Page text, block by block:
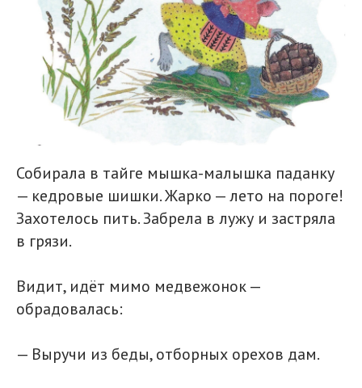
Собирала в тайге мышка-малышка паданку
— кедровые шишки. Жарко — лето на пороге!
Захотелось пить. Забрела в лужу и застряла
в грязи.
Видит, идёт мимо медвежонок —
обрадовалась:
— Выручи из беды, отборных орехов дам.